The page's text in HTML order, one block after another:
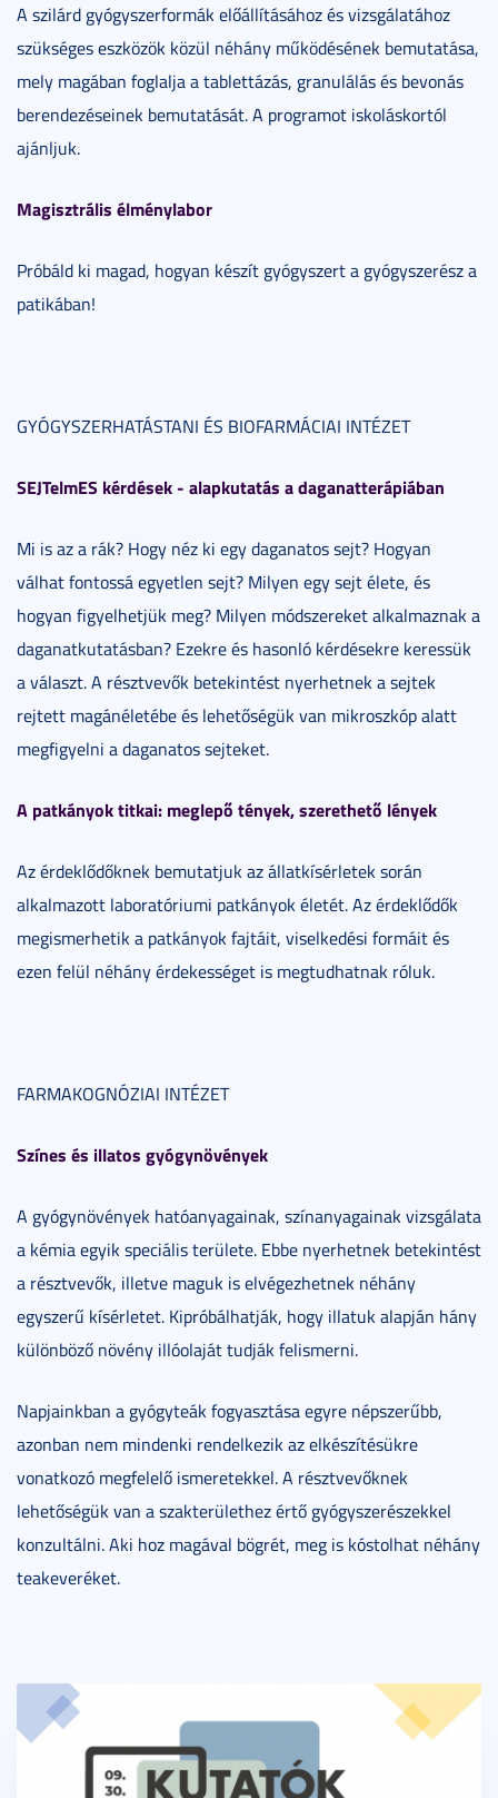
A szilárd gyógyszerformák előállításához és vizsgálatához
szükséges eszközök közül néhány működésének bemutatása,
mely magában foglalja a tablettázás, granulálás és bevonás
berendezéseinek bemutatását. A programot iskoláskortól
ajánljuk.
Magisztrális élménylabor
Próbáld ki magad, hogyan készít gyógyszert a gyógyszerész a
patikában!
GYÓGYSZERHATÁSTANI ÉS BIOFARMÁCIAI INTÉZET
SEJTelmES kérdések - alapkutatás a daganatterápiában
Mi is az a rák? Hogy néz ki egy daganatos sejt? Hogyan
válhat fontossá egyetlen sejt? Milyen egy sejt élete, és
hogyan figyelhetjük meg? Milyen módszereket alkalmaznak a
daganatkutatásban? Ezekre és hasonló kérdésekre keressük
a választ. A résztvevők betekintést nyerhetnek a sejtek
rejtett magánéletébe és lehetőségük van mikroszkóp alatt
megfigyelni a daganatos sejteket.
A patkányok titkai: meglepő tények, szerethető lények
Az érdeklődőknek bemutatjuk az állatkísérletek során
alkalmazott laboratóriumi patkányok életét. Az érdeklődők
megismerhetik a patkányok fajtáit, viselkedési formáit és
ezen felül néhány érdekességet is megtudhatnak róluk.
FARMAKOGNÓZIAI INTÉZET
Színes és illatos gyógynövények
A gyógynövények hatóanyagainak, színanyagainak vizsgálata
a kémia egyik speciális területe. Ebbe nyerhetnek betekintést
a résztvevők, illetve maguk is elvégezhetnek néhány
egyszerű kísérletet. Kipróbálhatják, hogy illatuk alapján hány
különböző növény illóolaját tudják felismerni.
Napjainkban a gyógyteák fogyasztása egyre népszerűbb,
azonban nem mindenki rendelkezik az elkészítésükre
vonatkozó megfelelő ismeretekkel. A résztvevőknek
lehetőségük van a szakterülethez értő gyógyszerészekkel
konzultálni. Aki hoz magával bögrét, meg is kóstolhat néhány
teakeveréket.